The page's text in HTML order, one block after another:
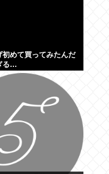
初めて買ってみたんだ
る…